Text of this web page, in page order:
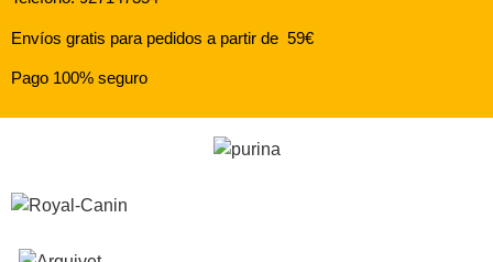
Envíos gratis para pedidos a partir de 59€
Pago 100% seguro